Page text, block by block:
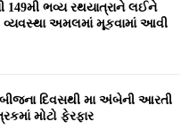
149મી ભવ્ય રથયાત્રાને લઈને
વ્યવસ્થા અમલમાં મૂકવામાં આવી
દિવસથી મા અંબેની આરતી
મોટો ફેરફાર